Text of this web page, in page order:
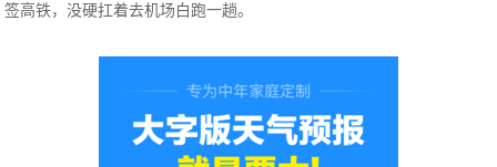
签高铁，没硬扛着去机场白跑一趟。